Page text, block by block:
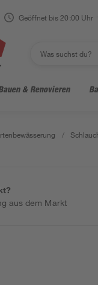
Geöffnet bis 20:00 Uhr
& Renovieren
/
aus dem Markt